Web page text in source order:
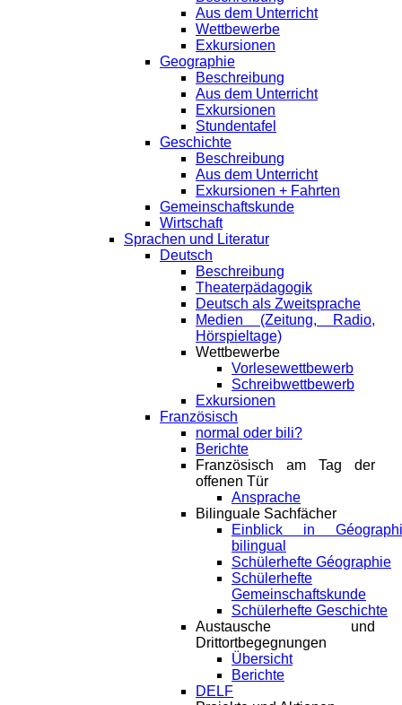
Aus dem Unterricht
Wettbewerbe
Exkursionen
Geographie
Beschreibung
Aus dem Unterricht
Exkursionen
Stundentafel
Geschichte
Beschreibung
Aus dem Unterricht
Exkursionen + Fahrten
Gemeinschaftskunde
Wirtschaft
Sprachen und Literatur
Deutsch
Beschreibung
Theaterpädagogik
Deutsch als Zweitsprache
Medien (Zeitung, Radio,
Hörspieltage)
Wettbewerbe
Vorlesewettbewerb
Schreibwettbewerb
Exkursionen
Französisch
normal oder bili?
Berichte
Französisch am Tag der
offenen Tür
Ansprache
Bilinguale Sachfächer
Einblick in
bilingual
Schülerhefte Géographie
Schülerhefte
Gemeinschaftskunde
Schülerhefte Geschichte
Austausche und
Drittortbegegnungen
Übersicht
Berichte
DELF